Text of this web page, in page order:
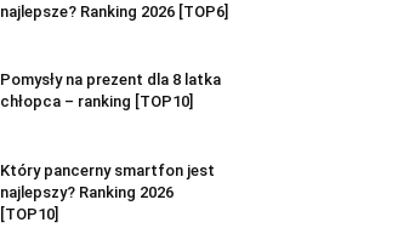
najlepsze? Ranking 2026 [TOP6]
Pomysły na prezent dla 8 latka
chłopca – ranking [TOP10]
Który pancerny smartfon jest
najlepszy? Ranking 2026
[TOP10]